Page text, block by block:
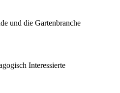
und die Gartenbranche
Interessierte